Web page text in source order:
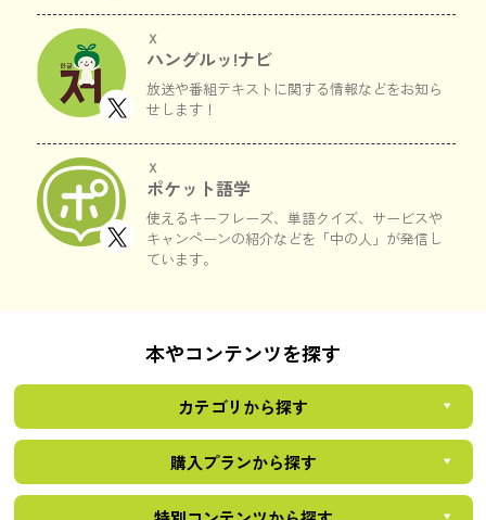
Ｘ
ハングルッ!ナビ
放送や番組テキストに関する情報などをお知ら
せします！
Ｘ
ポケット語学
使えるキーフレーズ、単語クイズ、サービスや
キャンペーンの紹介などを「中の人」が発信し
ています。
本やコンテンツを探す
カテゴリから探す
購入プランから探す